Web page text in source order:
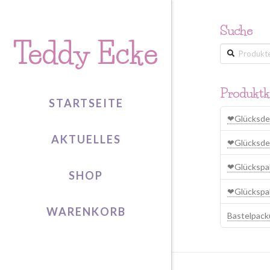
Teddy Ecke
STARTSEITE
AKTUELLES
SHOP
WARENKORB
Suche
Suche
nach: